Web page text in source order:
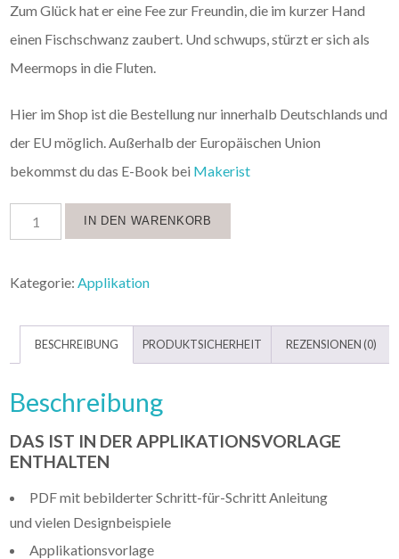
Zum Glück hat er eine Fee zur Freundin, die im kurzer Hand
einen Fischschwanz zaubert. Und schwups, stürzt er sich als
Meermops in die Fluten.
Hier im Shop ist die Bestellung nur innerhalb Deutschlands und
der EU möglich. Außerhalb der Europäischen Union
bekommst du das E-Book bei Makerist
IN DEN WARENKORB
Kategorie:Applikation
BESCHREIBUNG PRODUKTSICHERHEIT REZENSIONEN (0)
Beschreibung
DAS IST IN DER APPLIKATIONSVORLAGE
ENTHALTEN
PDF mit bebilderter Schritt-für-Schritt Anleitung
und vielen Designbeispiele
Applikationsvorlage